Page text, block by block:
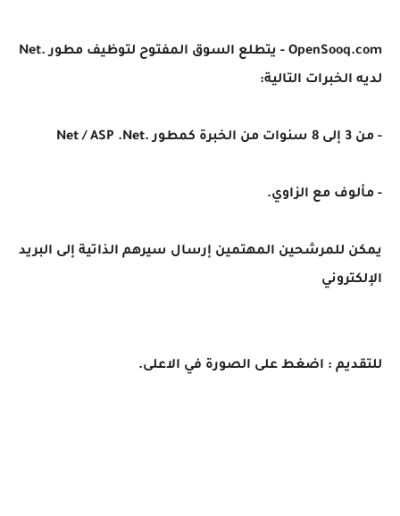
OpenSooq.com - يتطلع السوق المفتوح لتوظيف مطور .Net
لديه الخبرات التالية:
- من 3 إلى 8 سنوات من الخبرة كمطور .Net / ASP .Net
- مألوف مع الزاوي.
يمكن للمرشحين المهتمين إرسال سيرهم الذاتية إلى البريد
الإلكتروني
للتقديم : اضغط على الصورة في الاعلى.